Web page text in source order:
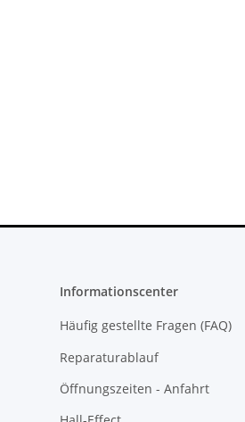
Informationscenter
Häufig gestellte Fragen (FAQ)
Reparaturablauf
Öffnungszeiten - Anfahrt